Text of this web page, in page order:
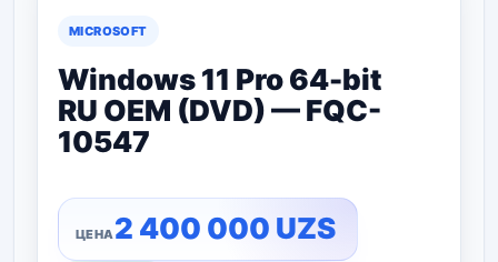
MICROSOFT
Windows 11 Pro 64-bit
RU OEM (DVD) — FQC-
10547
2 400 000 UZS